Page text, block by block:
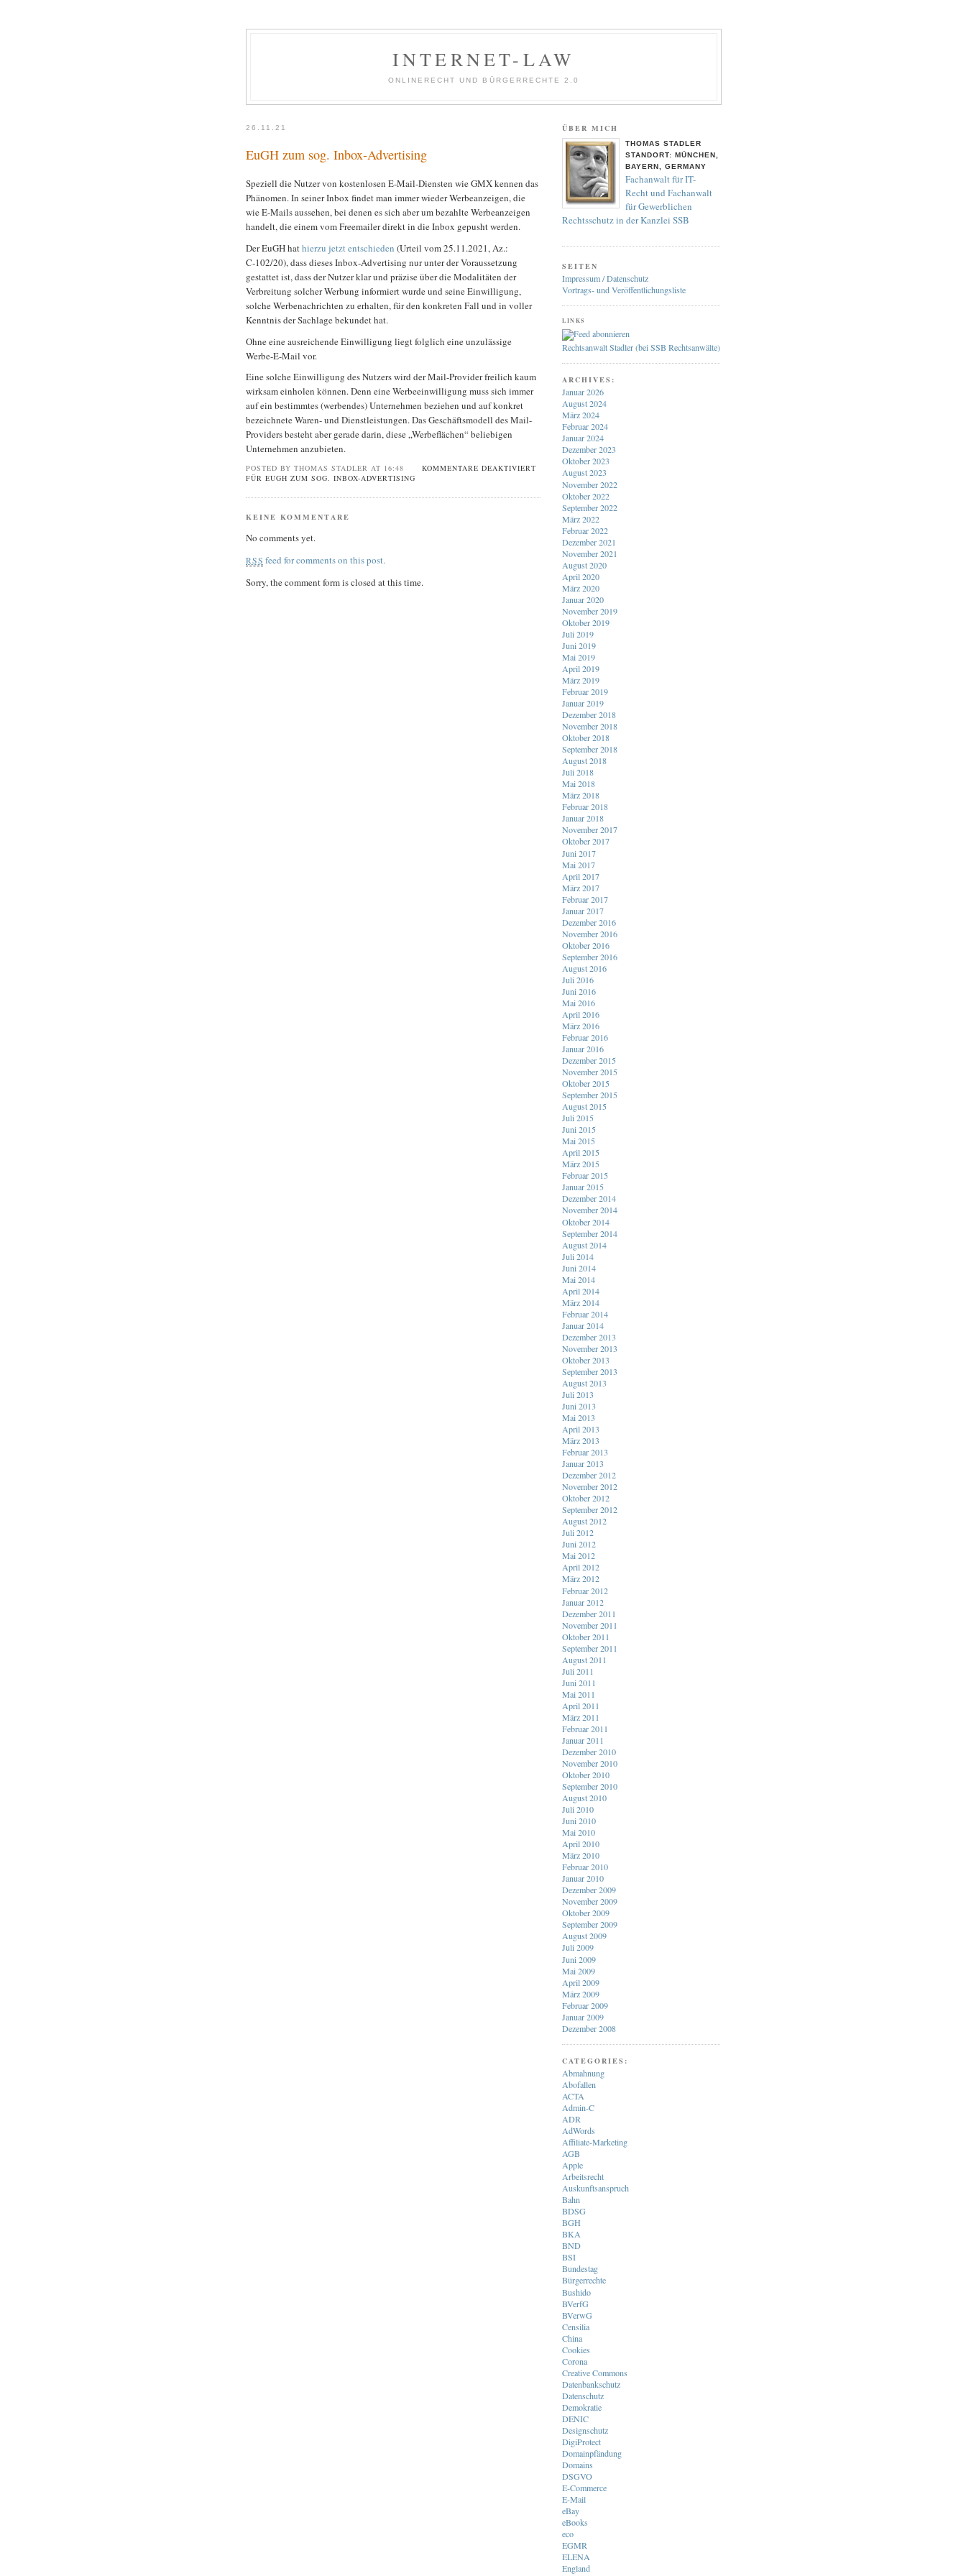
INTERNET-LAW
ONLINERECHT UND BÜRGERRECHTE 2.0
26.11.21
EuGH zum sog. Inbox-Advertising
Speziell die Nutzer von kostenlosen E-Mail-Diensten wie GMX kennen das
Phänomen. In seiner Inbox findet man immer wieder Werbeanzeigen, die
wie E-Mails aussehen, bei denen es sich aber um bezahlte Werbeanzeigen
handelt, die einem vom Freemailer direkt in die Inbox gepusht werden.
Der EuGH hathierzu jetzt entschieden (Urteil vom 25.11.2021, Az.:
C‑102/20), dass dieses Inbox-Advertising nur unter der Voraussetzung
gestattet ist, dass der Nutzer klar und präzise über die Modalitäten der
Verbreitung solcher Werbung informiert wurde und seine Einwilligung,
solche Werbenachrichten zu erhalten, für den konkreten Fall und in voller
Kenntnis der Sachlage bekundet hat.
Ohne eine ausreichende Einwilligung liegt folglich eine unzulässige
Werbe-E-Mail vor.
Eine solche Einwilligung des Nutzers wird der Mail-Provider freilich kaum
wirksam einholen können. Denn eine Werbeeinwilligung muss sich immer
auf ein bestimmtes (werbendes) Unternehmen beziehen und auf konkret
bezeichnete Waren- und Dienstleistungen. Das Geschäftsmodell des Mail-
Providers besteht aber gerade darin, diese „Werbeflächen“ beliebigen
Unternehmen anzubieten.
POSTED BY THOMAS STADLER AT 16:48
KOMMENTARE DEAKTIVIERT
FÜR EUGH ZUM SOG. INBOX-ADVERTISING
KEINE KOMMENTARE
No comments yet.
RSS feed for comments on this post.
Sorry, the comment form is closed at this time.
ÜBER MICH
THOMAS STADLER
STANDORT: MÜNCHEN,
BAYERN, GERMANY
Fachanwalt für IT-
Recht und Fachanwalt
für Gewerblichen
Rechtsschutz in der Kanzlei SSB
SEITEN
Impressum / Datenschutz
Vortrags- und Veröffentlichungsliste
LINKS
Rechtsanwalt Stadler (bei SSB Rechtsanwälte)
ARCHIVES:
Januar 2026
August 2024
März 2024
Februar 2024
Januar 2024
Dezember 2023
Oktober 2023
August 2023
November 2022
Oktober 2022
September 2022
März 2022
Februar 2022
Dezember 2021
November 2021
August 2020
April 2020
März 2020
Januar 2020
November 2019
Oktober 2019
Juli 2019
Juni 2019
Mai 2019
April 2019
März 2019
Februar 2019
Januar 2019
Dezember 2018
November 2018
Oktober 2018
September 2018
August 2018
Juli 2018
Mai 2018
März 2018
Februar 2018
Januar 2018
November 2017
Oktober 2017
Juni 2017
Mai 2017
April 2017
März 2017
Februar 2017
Januar 2017
Dezember 2016
November 2016
Oktober 2016
September 2016
August 2016
Juli 2016
Juni 2016
Mai 2016
April 2016
März 2016
Februar 2016
Januar 2016
Dezember 2015
November 2015
Oktober 2015
September 2015
August 2015
Juli 2015
Juni 2015
Mai 2015
April 2015
März 2015
Februar 2015
Januar 2015
Dezember 2014
November 2014
Oktober 2014
September 2014
August 2014
Juli 2014
Juni 2014
Mai 2014
April 2014
März 2014
Februar 2014
Januar 2014
Dezember 2013
November 2013
Oktober 2013
September 2013
August 2013
Juli 2013
Juni 2013
Mai 2013
April 2013
März 2013
Februar 2013
Januar 2013
Dezember 2012
November 2012
Oktober 2012
September 2012
August 2012
Juli 2012
Juni 2012
Mai 2012
April 2012
März 2012
Februar 2012
Januar 2012
Dezember 2011
November 2011
Oktober 2011
September 2011
August 2011
Juli 2011
Juni 2011
Mai 2011
April 2011
März 2011
Februar 2011
Januar 2011
Dezember 2010
November 2010
Oktober 2010
September 2010
August 2010
Juli 2010
Juni 2010
Mai 2010
April 2010
März 2010
Februar 2010
Januar 2010
Dezember 2009
November 2009
Oktober 2009
September 2009
August 2009
Juli 2009
Juni 2009
Mai 2009
April 2009
März 2009
Februar 2009
Januar 2009
Dezember 2008
CATEGORIES:
Abmahnung
Abofallen
ACTA
Admin-C
ADR
AdWords
Affiliate-Marketing
AGB
Apple
Arbeitsrecht
Auskunftsanspruch
Bahn
BDSG
BGH
BKA
BND
BSI
Bundestag
Bürgerrechte
Bushido
BVerfG
BVerwG
Censilia
China
Cookies
Corona
Creative Commons
Datenbankschutz
Datenschutz
Demokratie
DENIC
Designschutz
DigiProtect
Domainpfändung
Domains
DSGVO
E-Commerce
E-Mail
eBay
eBooks
eco
EGMR
ELENA
England